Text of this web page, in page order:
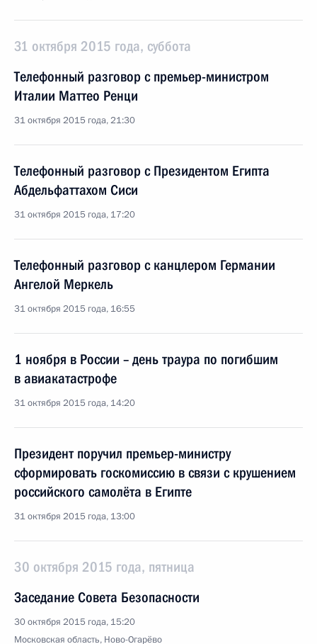
31 октября 2015 года, суббота
Телефонный разговор с премьер-министром
Италии Маттео Ренци
31 октября 2015 года, 21:30
Телефонный разговор с Президентом Египта
Абдельфаттахом Сиси
31 октября 2015 года, 17:20
Телефонный разговор с канцлером Германии
Ангелой Меркель
31 октября 2015 года, 16:55
1 ноября в России – день траура по погибшим
в авиакатастрофе
31 октября 2015 года, 14:20
Президент поручил премьер-министру
сформировать госкомиссию в связи с крушением
российского самолёта в Египте
31 октября 2015 года, 13:00
30 октября 2015 года, пятница
Заседание Совета Безопасности
30 октября 2015 года, 15:20
Московская область, Ново-Огарёво